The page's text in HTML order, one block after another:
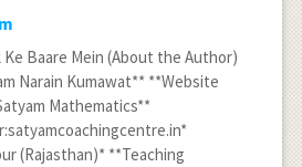
Ke Baare Mein (About the Author)
Narain Kumawat** **Website
Mathematics**
(Rajasthan)* **Teaching